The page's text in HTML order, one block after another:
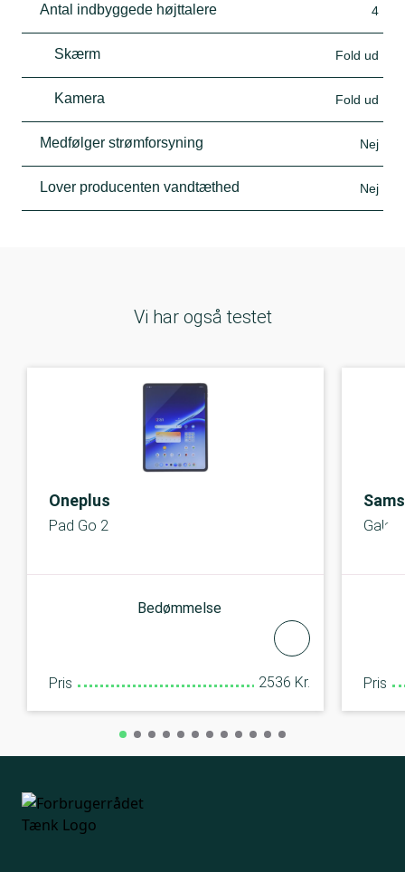
Antal indbyggede højttalere 4
Skærm Fold ud
Kamera Fold ud
Medfølger strømforsyning Nej
Lover producenten vandtæthed Nej
Vi har også testet
Oneplus
Pad Go 2
Bedømmelse
Pris 2536 Kr. Pris